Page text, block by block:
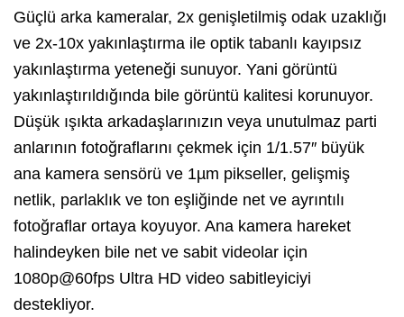
Güçlü arka kameralar, 2x genişletilmiş odak uzaklığı
ve 2x-10x yakınlaştırma ile optik tabanlı kayıpsız
yakınlaştırma yeteneği sunuyor. Yani görüntü
yakınlaştırıldığında bile görüntü kalitesi korunuyor.
Düşük ışıkta arkadaşlarınızın veya unutulmaz parti
anlarının fotoğraflarını çekmek için 1/1.57″ büyük
ana kamera sensörü ve 1µm pikseller, gelişmiş
netlik, parlaklık ve ton eşliğinde net ve ayrıntılı
fotoğraflar ortaya koyuyor. Ana kamera hareket
halindeyken bile net ve sabit videolar için
1080p@60fps Ultra HD video sabitleyiciyi
destekliyor.